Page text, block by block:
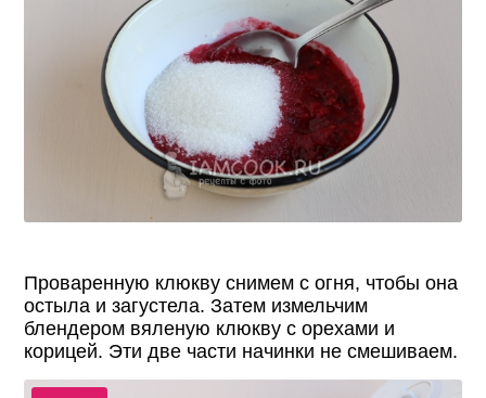
Проваренную клюкву снимем с огня, чтобы она
остыла и загустела. Затем измельчим
блендером вяленую клюкву с орехами и
корицей. Эти две части начинки не смешиваем.